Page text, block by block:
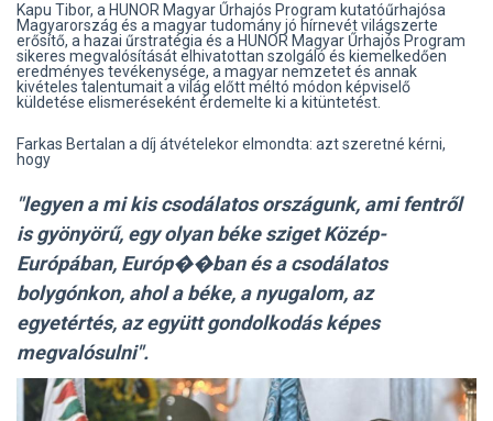
Kapu Tibor, a HUNOR Magyar Űrhajós Program kutatóűrhajósa
Magyarország és a magyar tudomány jó hírnevét világszerte
erősítő, a hazai űrstratégia és a HUNOR Magyar Űrhajós Program
sikeres megvalósítását elhivatottan szolgáló és kiemelkedően
eredményes tevékenysége, a magyar nemzetet és annak
kivételes talentumait a világ előtt méltó módon képviselő
küldetése elismeréseként érdemelte ki a kitüntetést.
Farkas Bertalan a díj átvételekor elmondta: azt szeretné kérni,
hogy
"legyen a mi kis csodálatos országunk, ami fentről
is gyönyörű, egy olyan béke sziget Közép-
Európában, Európ��ban és a csodálatos
bolygónkon, ahol a béke, a nyugalom, az
egyetértés, az együtt gondolkodás képes
megvalósulni".